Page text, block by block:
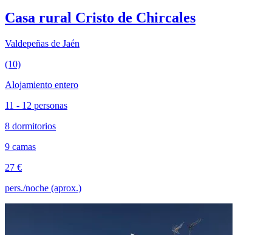
Casa rural Cristo de Chircales
Valdepeñas de Jaén
(10)
Alojamiento entero
11 - 12 personas
8 dormitorios
9 camas
27 €
pers./noche (aprox.)